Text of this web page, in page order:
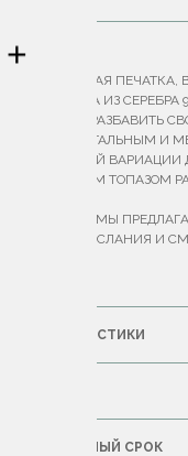
+ОПИСАНИЕ
"ЛАКОНИЧНАЯ ПЕЧАТКА,
ВЫПОЛНЕНА ИЗ СЕРЕБРА
КТО ХОЧЕТ РАЗБАВИТЬ
ФУНДАМЕНТАЛЬНЫМ И
ОДНУ. В ЭТОЙ
ПРОЗРАЧНЫМ ТОПАЗОМ
К КОЛЬЦАМ МЫ
ВАЖНЫЕ ПОСЛАНИЯ И
ХАРАКТЕРИСТИКИ
ГАРАНТИЙНЫЙ СРОК